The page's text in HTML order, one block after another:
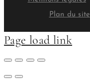
Plan du site
Page load link